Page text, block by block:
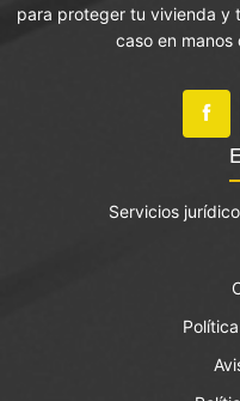
para proteger tu vivienda y
caso en
Servicios